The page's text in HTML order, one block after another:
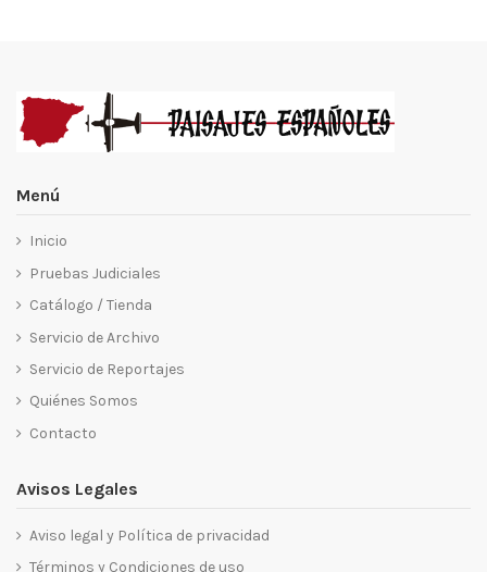
Menú
Inicio
Pruebas Judiciales
Catálogo / Tienda
Servicio de Archivo
Servicio de Reportajes
Quiénes Somos
Contacto
Avisos Legales
Aviso legal y Política de privacidad
Términos y Condiciones de uso